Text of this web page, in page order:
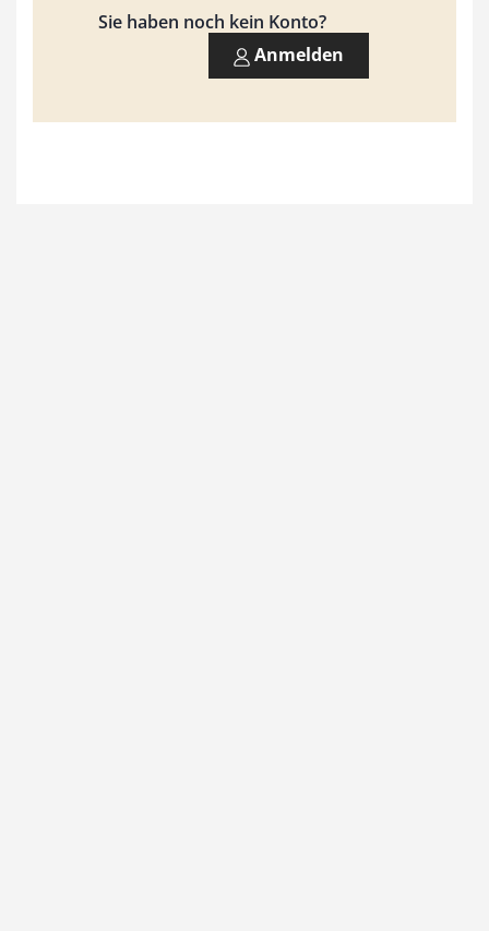
9
0
Sie haben noch kein Konto?
Anmelden